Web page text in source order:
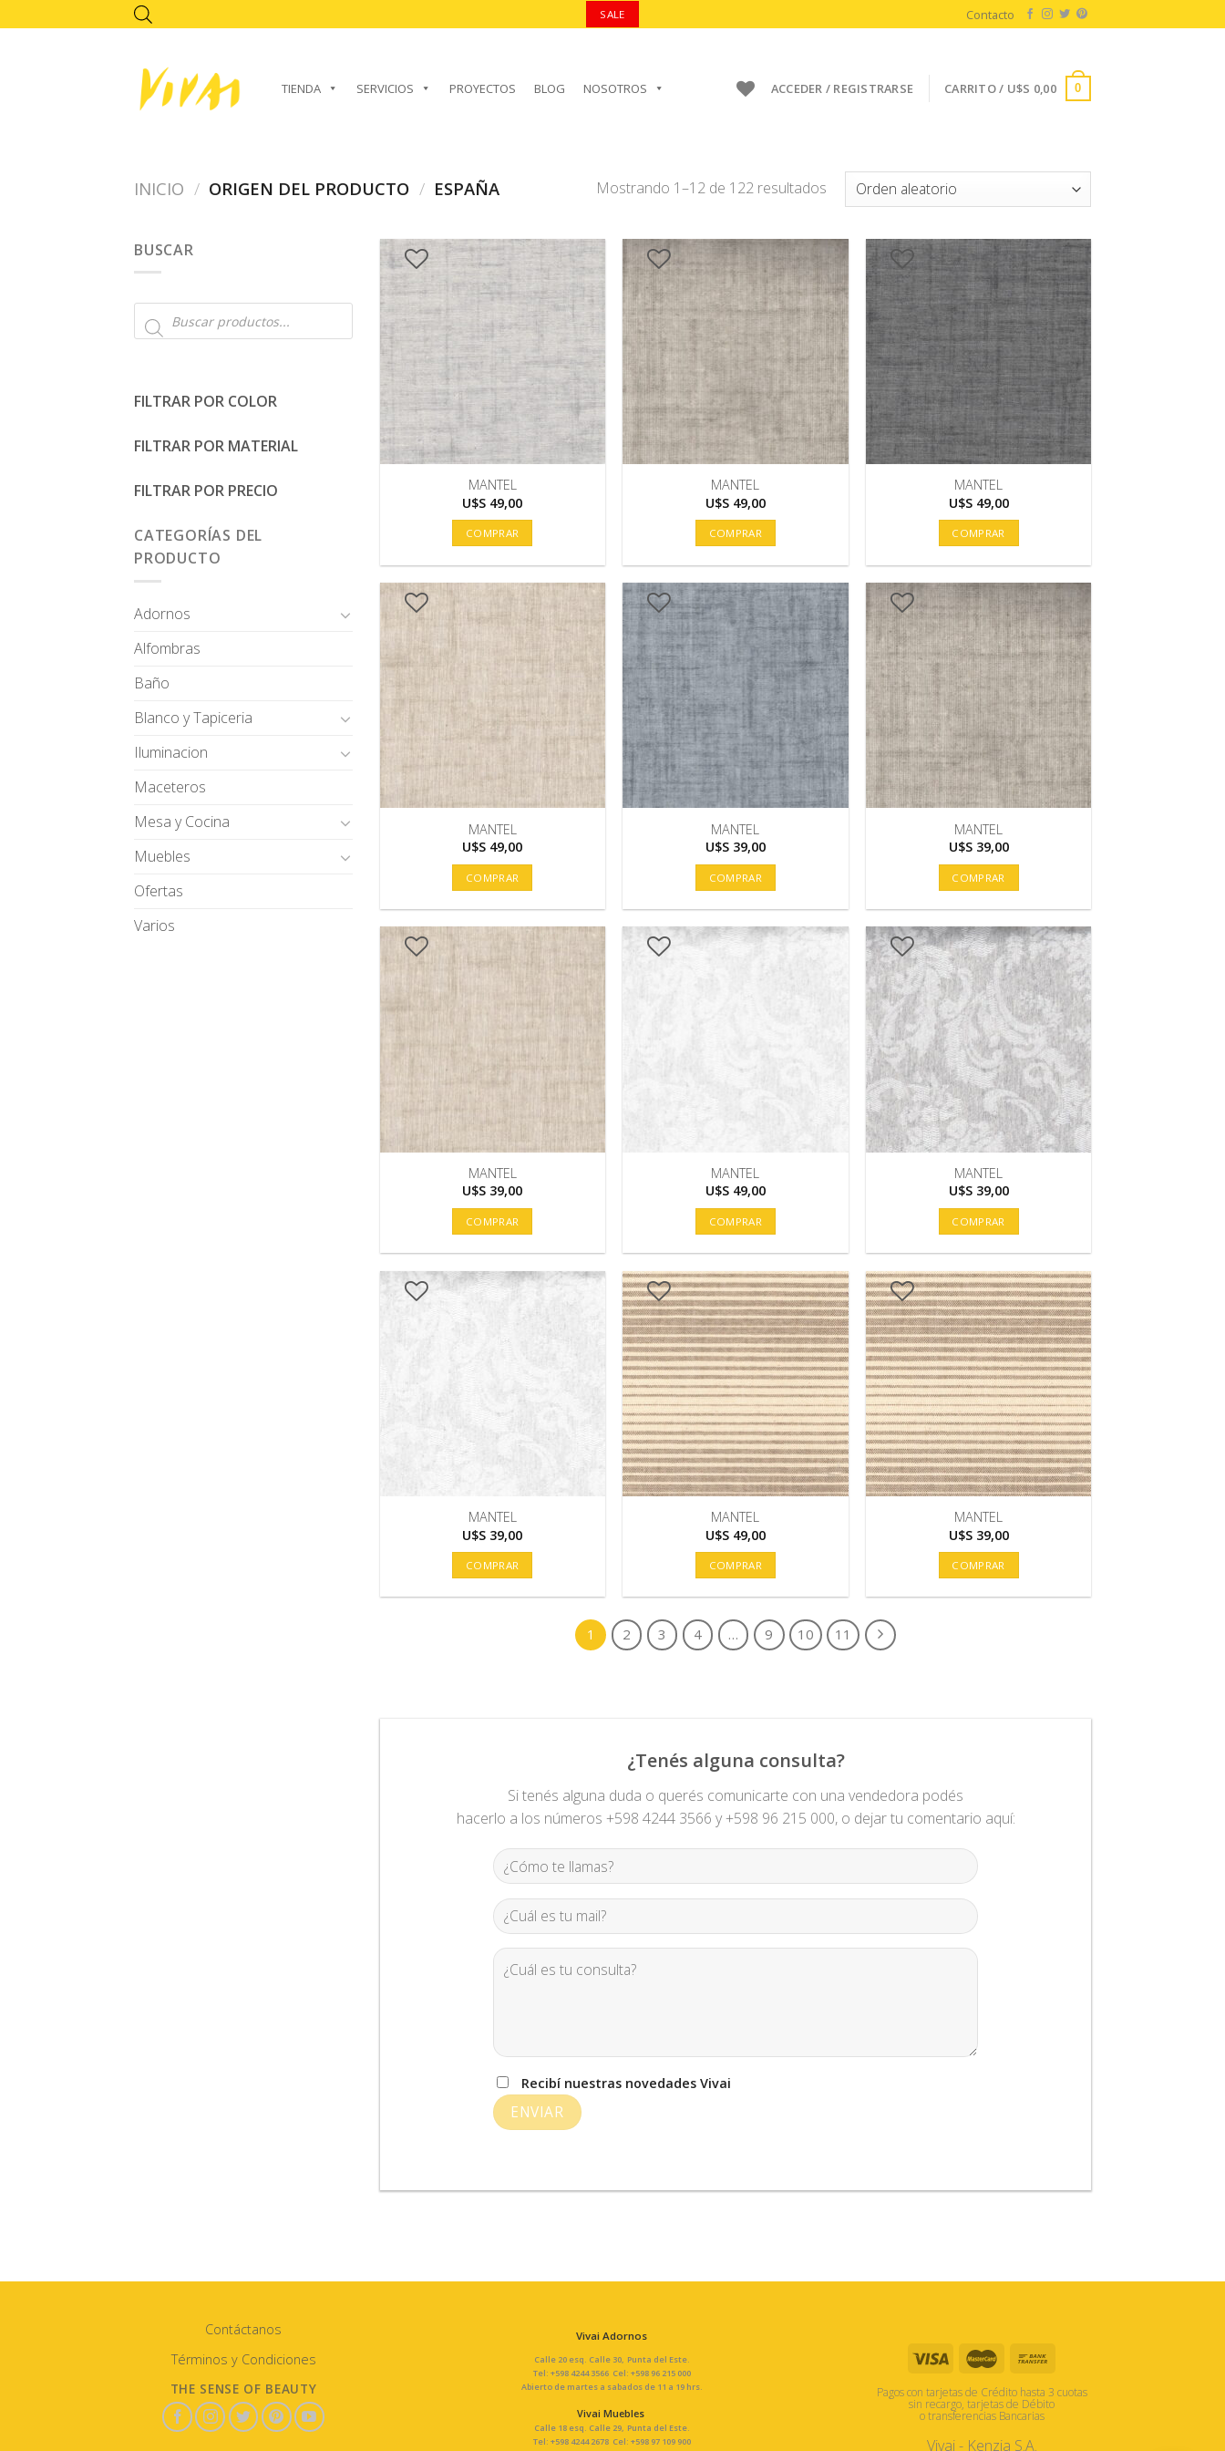
to
SALE Contacto
TIENDA SERVICIOS PROYECTOS BLOG NOSOTROS ACCEDER / REGISTRARSE CARRITO / U$S 0,00 0
INICIO / ORIGEN DEL PRODUCTO / ESPAÑA Mostrando 1–12 de 122 resultados
BUSCAR
Búsqueda
de
FILTRAR POR COLOR
FILTRAR POR MATERIAL
FILTRAR POR PRECIO
CATEGORÍAS DEL
PRODUCTO
Adornos
Alfombras
Baño
Blanco y Tapiceria
Iluminacion
Maceteros
Mesa y Cocina
Muebles
Ofertas
Varios
MANTEL
U$S 49,00
COMPRAR
MANTEL
U$S 49,00
COMPRAR
MANTEL
U$S 49,00
COMPRAR
MANTEL
U$S 49,00
COMPRAR
MANTEL
U$S 39,00
COMPRAR
MANTEL
U$S 39,00
COMPRAR
MANTEL
U$S 39,00
COMPRAR
MANTEL
U$S 49,00
COMPRAR
MANTEL
U$S 39,00
COMPRAR
MANTEL
U$S 39,00
COMPRAR
MANTEL
U$S 49,00
COMPRAR
MANTEL
U$S 39,00
COMPRAR
1 2 3 4 … 9 10 11
¿Tenés alguna consulta?
Si tenés alguna duda o querés comunicarte con una vendedora podés
hacerlo a los números +598 4244 3566 y +598 96 215 000, o dejar tu comentario aquí:
Recibí nuestras novedades Vivai
Contáctanos
Términos y Condiciones
THE SENSE OF BEAUTY
Vivai Adornos
Calle 20 esq. Calle 30, Punta del Este.
Tel: +598 4244 3566 Cel: +598 96 215 000
Abierto de martes a sabados de 11 a 19 hrs.
Vivai Muebles
Calle 18 esq. Calle 29, Punta del Este.
Tel: +598 4244 2678 Cel: +598 97 109 900
Pagos con tarjetas de Crédito hasta 3 cuotas
sin recargo, tarjetas de Débito
o transferencias Bancarias
Vivai - Kenzia S.A.